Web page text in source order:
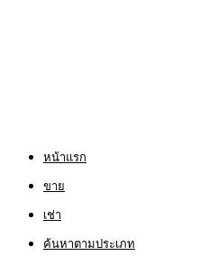
หน้าแรก
ขาย
เช่า
ค้นหาตามประเภท